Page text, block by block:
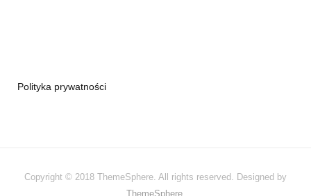
Polityka prywatności
Copyright © 2018 ThemeSphere. All rights reserved. Designed by
ThemeSphere.